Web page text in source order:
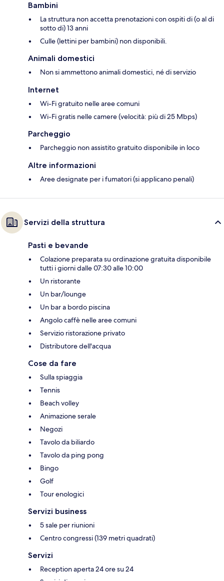
Bambini
La struttura non accetta prenotazioni con ospiti di (o al di
sotto di) 13 anni
Culle (lettini per bambini) non disponibili.
Animali domestici
Non si ammettono animali domestici, né di servizio
Internet
Wi-Fi gratuito nelle aree comuni
Wi-Fi gratis nelle camere (velocità: più di 25 Mbps)
Parcheggio
Parcheggio non assistito gratuito disponibile in loco
Altre informazioni
Aree designate per i fumatori (si applicano penali)
Servizi della struttura
Pasti e bevande
Colazione preparata su ordinazione gratuita disponibile
tutti i giorni dalle 07:30 alle 10:00
Un ristorante
Un bar/lounge
Un bar a bordo piscina
Angolo caffè nelle aree comuni
Servizio ristorazione privato
Distributore dell'acqua
Cose da fare
Sulla spiaggia
Tennis
Beach volley
Animazione serale
Negozi
Tavolo da biliardo
Tavolo da ping pong
Bingo
Golf
Tour enologici
Servizi business
5 sale per riunioni
Centro congressi (139 metri quadrati)
Servizi
Reception aperta 24 ore su 24